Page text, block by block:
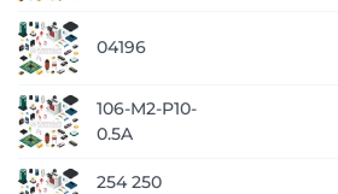
04196
106-M2-P10-
0.5A
254 250